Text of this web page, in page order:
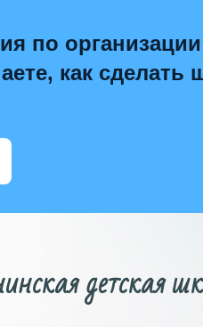
по
как сделать
детская